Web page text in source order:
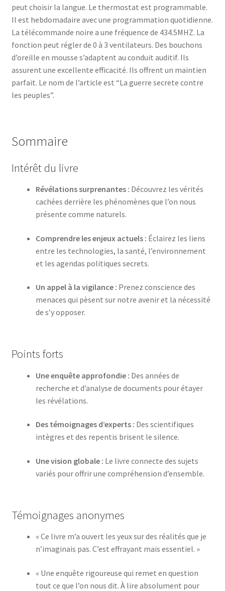
peut choisir la langue. Le thermostat est programmable.
Il est hebdomadaire avec une programmation quotidienne.
La télécommande noire a une fréquence de 434.5MHZ. La
fonction peut régler de 0 à 3 ventilateurs. Des bouchons
d’oreille en mousse s’adaptent au conduit auditif. Ils
assurent une excellente efficacité. Ils offrent un maintien
parfait. Le nom de l’article est “La guerre secrete contre
les peuples”.
Sommaire
Intérêt du livre
Révélations surprenantes : Découvrez les vérités
cachées derrière les phénomènes que l’on nous
présente comme naturels.
Comprendre les enjeux actuels : Éclairez les liens
entre les technologies, la santé, l’environnement
et les agendas politiques secrets.
Un appel à la vigilance : Prenez conscience des
menaces qui pèsent sur notre avenir et la nécessité
de s’y opposer.
Points forts
Une enquête approfondie : Des années de
recherche et d’analyse de documents pour étayer
les révélations.
Des témoignages d’experts : Des scientifiques
intègres et des repentis brisent le silence.
Une vision globale : Le livre connecte des sujets
variés pour offrir une compréhension d’ensemble.
Témoignages anonymes
« Ce livre m’a ouvert les yeux sur des réalités que je
n’imaginais pas. C’est effrayant mais essentiel. »
« Une enquête rigoureuse qui remet en question
tout ce que l’on nous dit. À lire absolument pour